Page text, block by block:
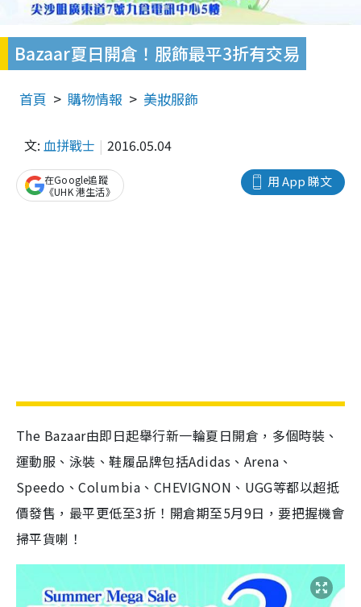
Bazaar夏日開倉！服飾最平3折有交易
首頁 購物情報 美妝服飾
文: 血拼戰士 2016.05.04
用 App 睇文
在Google追蹤
《UHK 港生活》
The Bazaar由即日起舉行新一輪夏日開倉，多個時裝、
運動服、泳裝、鞋履品牌包括Adidas 、 Arena 、
Speedo 、Columbia 、 CHEVIGNON 、 UGG等都以超抵
價發售，最平更低至3折！ 開倉期至5月9日，要把握機會
掃平貨喇！